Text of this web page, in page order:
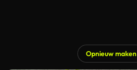
Opnieuw maken